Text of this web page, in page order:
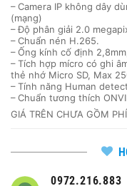
– Camera IP không dây
(mạng)
– Độ phân giải 2.0
– Chuẩn nén H.265.
– Ống kính cố định
– Tích hợp mícro có ghi
thẻ nhớ Micro SD, Max
– Tính năng Human
– Chuẩn tương thích
GIÁ TRÊN CHƯA GỒM
0972.216.883